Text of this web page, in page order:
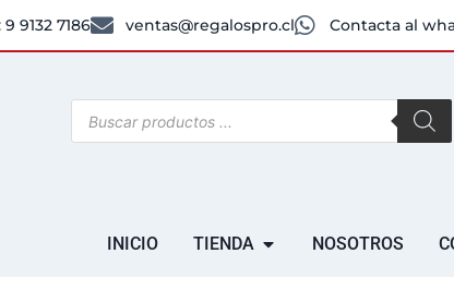
9132 7186 ventas@regalospro.cl Contacta al
INICIO TIENDA NOSOTROS